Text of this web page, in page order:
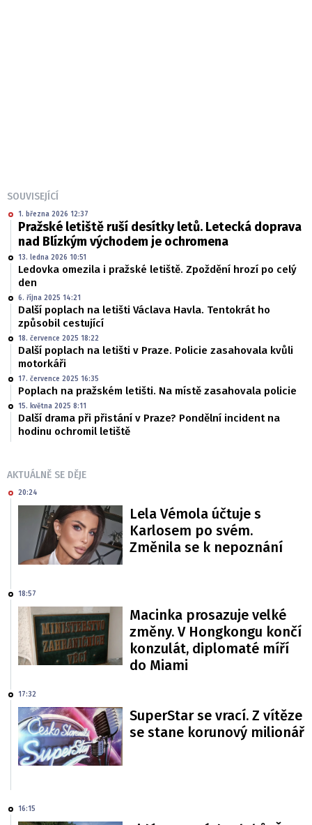
SOUVISEJÍCÍ
1. března 2026 12:37
Pražské letiště ruší desítky letů. Letecká doprava
nad Blízkým východem je ochromena
13. ledna 2026 10:51
Ledovka omezila i pražské letiště. Zpoždění hrozí po celý
den
6. října 2025 14:21
Další poplach na letišti Václava Havla. Tentokrát ho
způsobil cestující
18. července 2025 18:22
Další poplach na letišti v Praze. Policie zasahovala kvůli
motorkáři
17. července 2025 16:35
Poplach na pražském letišti. Na místě zasahovala policie
15. května 2025 8:11
Další drama při přistání v Praze? Pondělní incident na
hodinu ochromil letiště
AKTUÁLNĚ SE DĚJE
20:24
Lela Vémola účtuje s
Karlosem po svém.
Změnila se k nepoznání
18:57
Macinka prosazuje velké
změny. V Hongkongu končí
konzulát, diplomaté míří
do Miami
17:32
SuperStar se vrací. Z vítěze
se stane korunový milionář
16:15